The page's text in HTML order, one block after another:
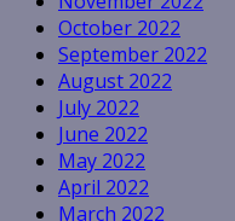
October 2022
September 2022
August 2022
July 2022
June 2022
May 2022
April 2022
March 2022